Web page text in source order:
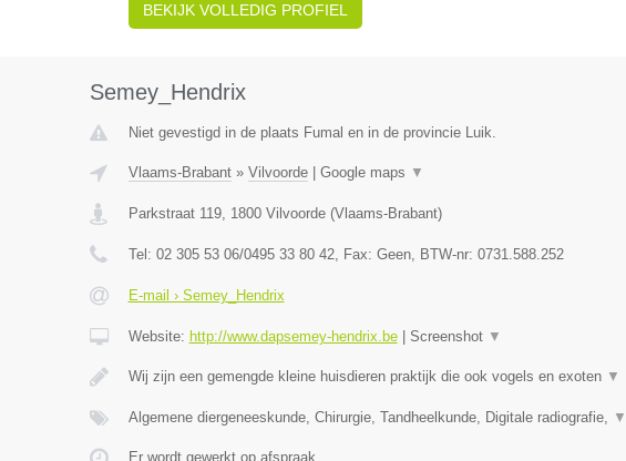
BEKIJK VOLLEDIG PROFIEL
Semey_Hendrix
Niet gevestigd in de plaats Fumal en in de provincie Luik.
Vlaams-Brabant» Vilvoorde| Google maps ▼
Parkstraat 119, 1800 Vilvoorde(Vlaams-Brabant)
Tel: 02 305 53 06/0495 33 80 42, Fax: Geen, BTW-nr: 0731.588.252
E-mail › Semey_Hendrix
Website: http://www.dapsemey-hendrix.be| Screenshot ▼
Wij zijn een gemengde kleine huisdieren praktijk die ook vogels en exoten ▼
Algemene diergeneeskunde, Chirurgie, Tandheelkunde, Digitale radiografie, ▼
Er wordt gewerkt op afspraak.